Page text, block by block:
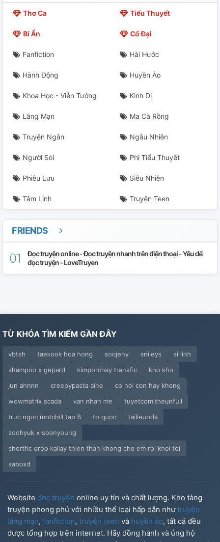
Thơ Ca Tiểu Thuyết
Bí Ẩn Cổ Đại
Fanfiction Hài Hước
Hành Động Huyền Ảo
Khoa Học - Viễn Tưởng Kinh Dị
Lãng Mạn Ma Cà Rồng
Truyện Ngắn Ngẫu Nhiên
Người Sói Phi Tiểu Thuyết
Phiêu Lưu Siêu Nhiên
Tâm Linh Truyện Teen
FRIENDS
Đọc truyện online - Đọc truyện nhanh trên điện thoại - Yêu để
đọc truyện - LoveTruyen
TỪ KHÓA TÌM KIẾM GẦN ĐÂY
vbtsh taekook hoa hong soojeny snileys
si linh
shampoo x gepard
kimporchay transfic
kho kho
jun ahnnn
creepypasta aine
co hoi con hay khong
wowmatrix scada
van nhan me
tuyetcomitheunfull
truc ngoc motchill tap 8
to quoc
tailieuoda
soohyuk x soonyoung
shortfic drop kailay thien than khong cho em roi khoi toi
saboxd
Website đọc truyện online uy tín và chất lượng. Kho tàng
truyện phong phú với nhiều thể loại hấp dẫn nhưtruyện
lãng mạn, fanfiction, truyện teen và huyền ảo, tất cả đều
được tổng hợp trên internet. Hãy đồng hành và ủng hộ